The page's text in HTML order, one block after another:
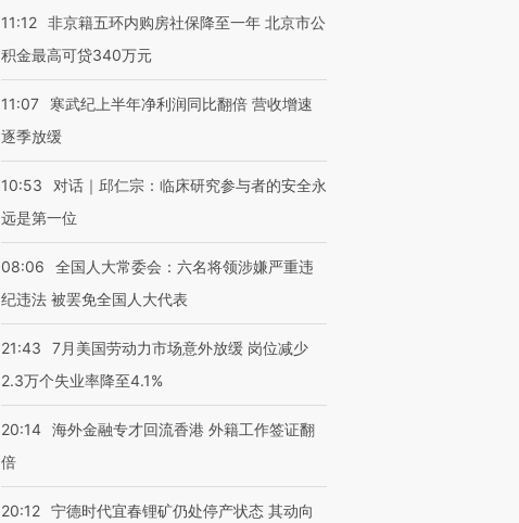
11:12 非京籍五环内购房社保降至一年 北京市公
积金最高可贷340万元
11:07
寒武纪上半年净利润同比翻倍 营收增速
逐季放缓
10:53
对话｜邱仁宗：临床研究参与者的安全永
远是第一位
08:06
全国人大常委会：六名将领涉嫌严重违
纪违法 被罢免全国人大代表
21:43
7月美国劳动力市场意外放缓 岗位减少
2.3万个失业率降至4.1%
20:14 海外金融专才回流香港 外籍工作签证翻
倍
20:12 宁德时代宜春锂矿仍处停产状态 其动向